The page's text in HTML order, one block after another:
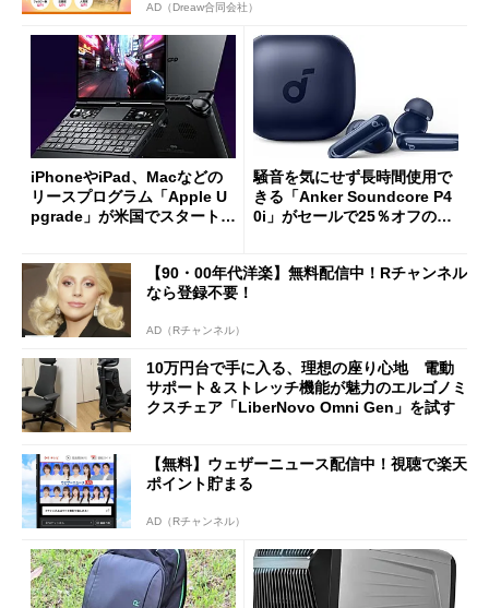
AD（Dreaw合同会社）
iPhoneやiPad、Macなどの
リースプログラム「Apple U
pgrade」が米国でスタート／
ut」が明...
騒音を気にせず長時間使用で
きる「Anker Soundcore P4
0i」がセールで25％オフの59
【90・00年代洋楽】無料配信中！Rチャンネル
なら登録不要！
AD（Rチャンネル）
10万円台で手に入る、理想の座り心地 電動
サポート＆ストレッチ機能が魅力のエルゴノミ
クスチェア「LiberNovo Omni Gen」を試す
【無料】ウェザーニュース配信中！視聴で楽天
ポイント貯まる
AD（Rチャンネル）